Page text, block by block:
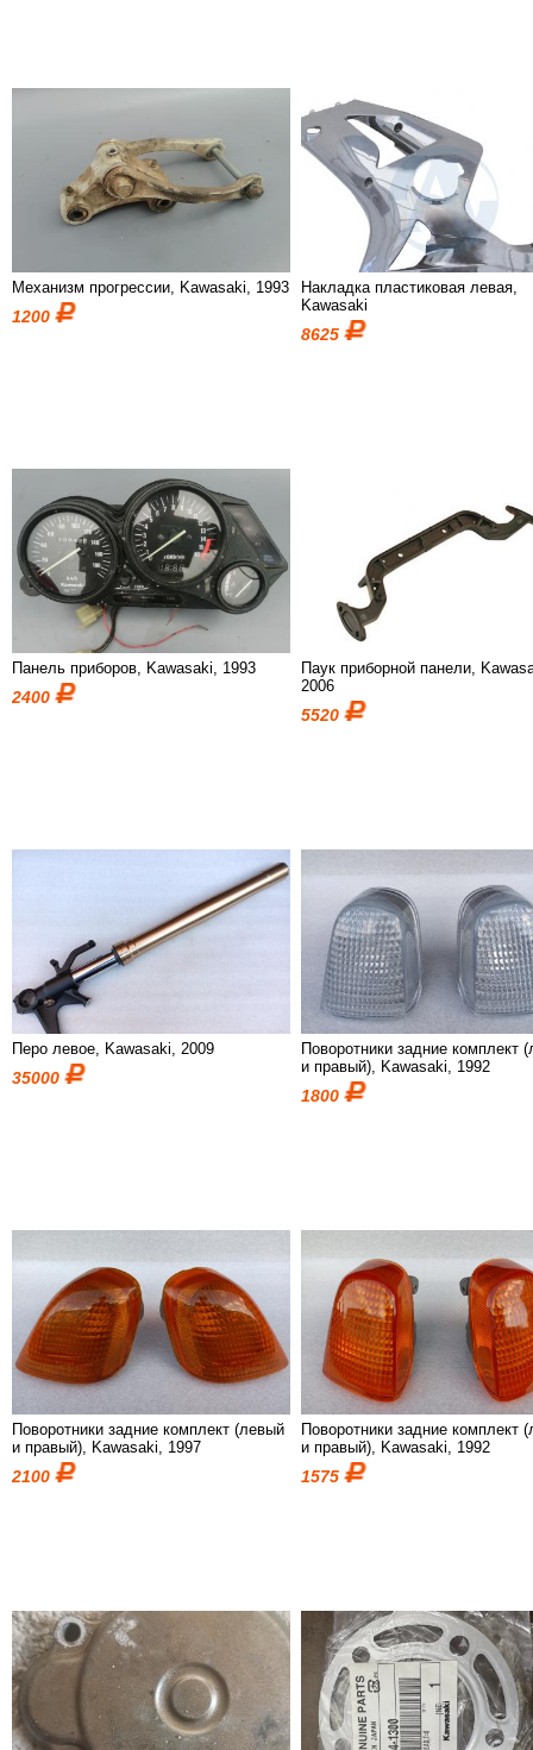
Механизм прогрессии, Kawasaki, 1993
1200
Накладка пластиковая левая,
Kawasaki
8625
Панель приборов, Kawasaki, 1993
2400
Паук приборной панели,
2006
5520
Перо левое, Kawasaki, 2009
35000
Поворотники задние комплект
и правый), Kawasaki, 1992
1800
Поворотники задние комплект (левый
и правый), Kawasaki, 1997
2100
Поворотники задние комплект
и правый), Kawasaki, 1992
1575